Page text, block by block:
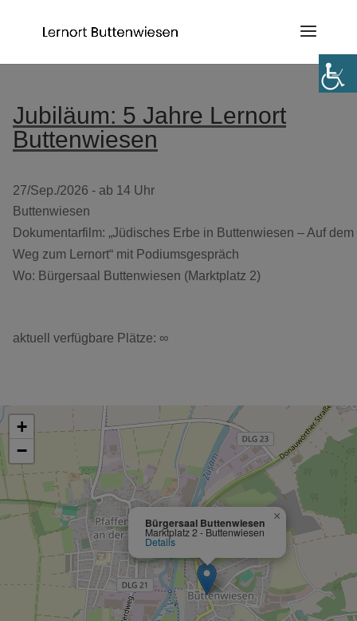
Jubiläum: 5 Jahre Lernort
Buttenwiesen
27/Sep./2026 - ab 14 Uhr
Buttenwiesen
Dokumentarfilm: „Jüdisches Erbe in Buttenwiesen – Auf dem
Weg zum Lernort“ mit Podiumsgespräch
Wo: Bürgersaal Buttenwiesen (Marktplatz 2)
aktuell verfügbare Plätze: ∞
Bürgersaal Buttenwiesen
Marktplatz 2 - Buttenwiesen
Details
×
+
−